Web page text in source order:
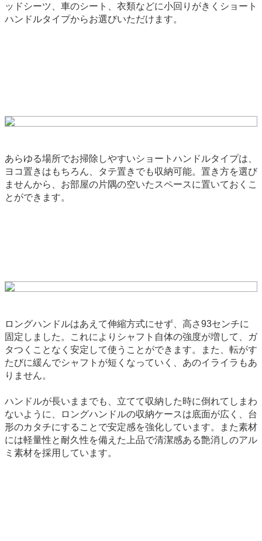
ッドシーツ、車のシート、衣類などに小回りがきくショート
ハンドルタイプからお選びいただけます。
あらゆる場所でお掃除しやすいショートハンドルタイプは、
ヨコ置きはもちろん、タテ置きでも収納可能。置き方を選び
ませんから、お部屋の片隅の空いたスペースに置いておくこ
とができます。
ロングハンドルはあえて伸縮方式にせず、高さ93センチに
固定しました。これによりシャフト自体の強度が増して、ガ
タつくことなく安定して使うことができます。また、転がす
たびに緩んでシャフトが短くなっていく、あのイライラもあ
りません。
ハンドルが長いままでも、立てて収納した時に倒れてしまわ
ないように、ロングハンドルの収納ケースは底面が広く、台
形のカタチにすることで安定感を強化しています。また素材
には軽量性と耐久性を備えた上品で清潔感ある艶消しのアル
ミ素材を採用しています。